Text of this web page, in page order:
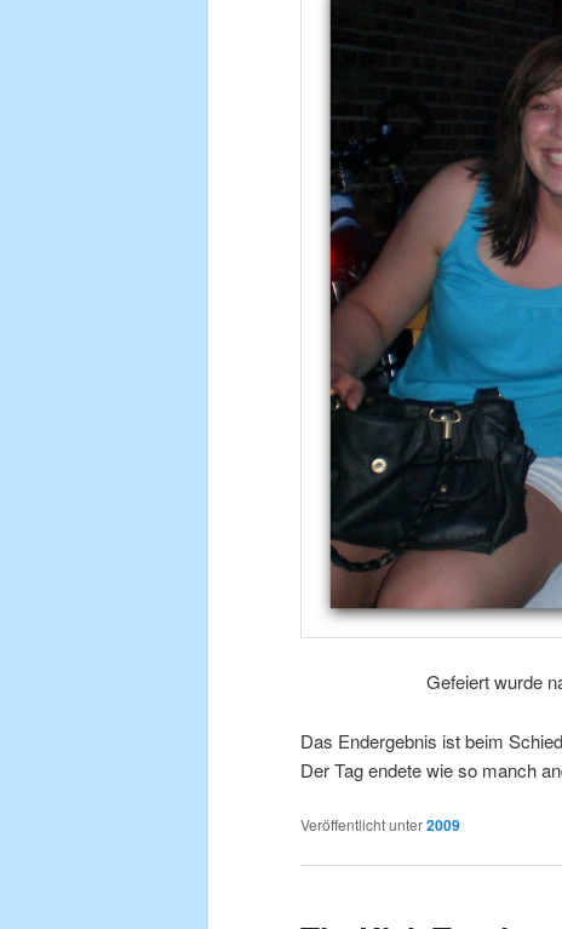
Gefeiert wurde
Das Endergebnis ist beim
Der Tag endete wie so manch
Veröffentlicht unter2009